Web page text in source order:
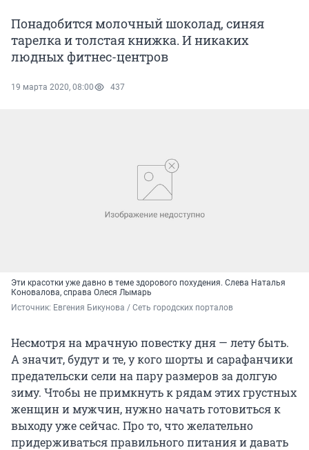
Понадобится молочный шоколад, синяя
тарелка и толстая книжка. И никаких
людных фитнес-центров
19 марта 2020, 08:00 437
Эти красотки уже давно в теме здорового похудения. Слева Наталья
Коновалова, справа Олеся Лымарь
Источник: Евгения Бикунова / Сеть городских порталов
Несмотря на мрачную повестку дня — лету быть.
А значит, будут и те, у кого шорты и сарафанчики
предательски сели на пару размеров за долгую
зиму. Чтобы не примкнуть к рядам этих грустных
женщин и мужчин, нужно начать готовиться к
выходу уже сейчас. Про то, что желательно
придерживаться правильного питания и давать